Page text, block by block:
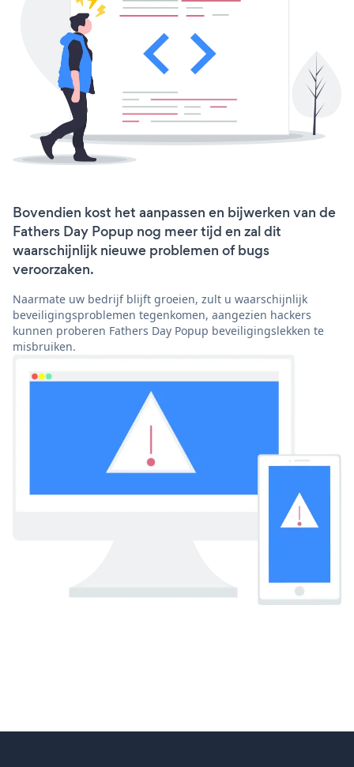
Bovendien kost het aanpassen en bijwerken van de
Fathers Day Popup nog meer tijd en zal dit
waarschijnlijk nieuwe problemen of bugs
veroorzaken.
Naarmate uw bedrijf blijft groeien, zult u waarschijnlijk
beveiligingsproblemen tegenkomen, aangezien hackers
kunnen proberen Fathers Day Popup beveiligingslekken te
misbruiken.